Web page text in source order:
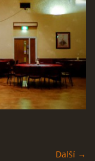
Další →